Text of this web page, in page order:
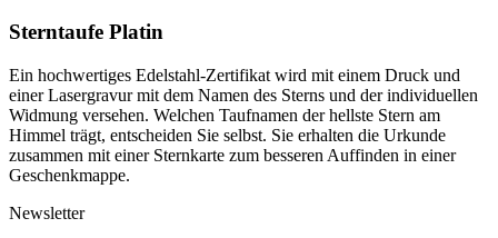
Sterntaufe Platin
Ein hochwertiges Edelstahl-Zertifikat wird mit einem Druck und
einer Lasergravur mit dem Namen des Sterns und der individuellen
Widmung versehen. Welchen Taufnamen der hellste Stern am
Himmel trägt, entscheiden Sie selbst. Sie erhalten die Urkunde
zusammen mit einer Sternkarte zum besseren Auffinden in einer
Geschenkmappe.
Newsletter